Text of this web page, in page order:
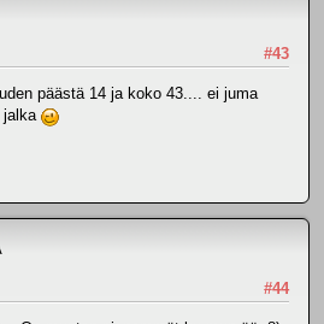
#43
päästä 14 ja koko 43.... ei juma
jalka
#44